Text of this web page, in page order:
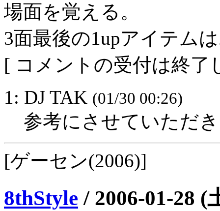
場面を覚える。
3面最後の1upアイテム
[ コメントの受付は終了
1: DJ TAK (01/30 00:26)
参考にさせていただ
[ゲーセン(2006)]
8thStyle / 2006-01-28 (